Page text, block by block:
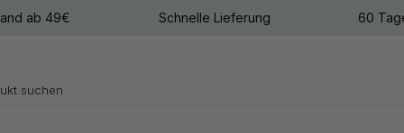
ab 49€ Schnelle Lieferung 60